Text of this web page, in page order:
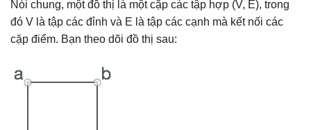
Nói chung, một đồ thị là một cặp các tập hợp (V, E), trong
đó V là tập các đỉnh và E là tập các cạnh mà kết nối các
cặp điểm. Bạn theo dõi đồ thị sau: